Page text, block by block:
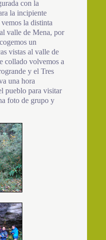
con la
la incipiente
la distinta
valle de Mena, por
un
vistas al valle de
collado volvemos a
y el Tres
una hora
pueblo para visitar
foto de grupo y